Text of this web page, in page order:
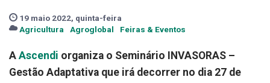
19 maio 2022, quinta-feira
Agricultura
Agroglobal Feiras & Eventos
A Ascendi organiza o Seminário INVASORAS –
Gestão Adaptativa que irá decorrer no dia 27 de